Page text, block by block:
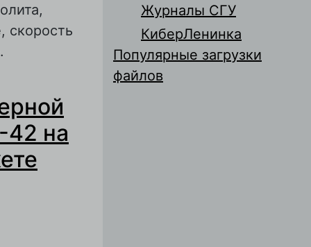
скорость
42 на
Журналы СГУ
КиберЛенинка
Популярные загрузки
файлов